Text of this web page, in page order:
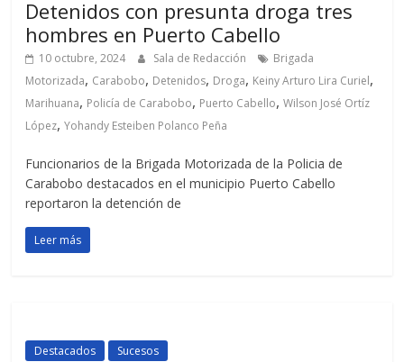
Detenidos con presunta droga tres
hombres en Puerto Cabello
10 octubre, 2024 Sala de Redacción
Brigada
Motorizada, Carabobo, Detenidos, Droga, Keiny Arturo Lira Curiel,
Marihuana, Policía de Carabobo, Puerto Cabello,Wilson José Ortíz
López,Yohandy Esteiben Polanco Peña
Funcionarios de la Brigada Motorizada de la Policia de
Carabobo destacados en el municipio Puerto Cabello
reportaron la detención de
Leer más
Destacados Sucesos